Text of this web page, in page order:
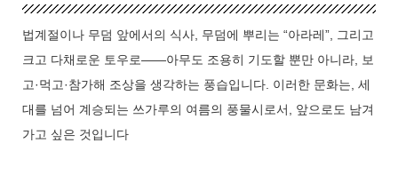
법계절이나 무덤 앞에서의 식사, 무덤에 뿌리는 “아라레”, 그리고
크고 다채로운 토우로——아무도 조용히 기도할 뿐만 아니라, 보
고·먹고·참가해 조상을 생각하는 풍습입니다. 이러한 문화는, 세
대를 넘어 계승되는 쓰가루의 여름의 풍물시로서, 앞으로도 남겨
가고 싶은 것입니다